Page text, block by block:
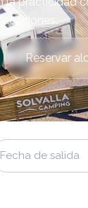
Reservar